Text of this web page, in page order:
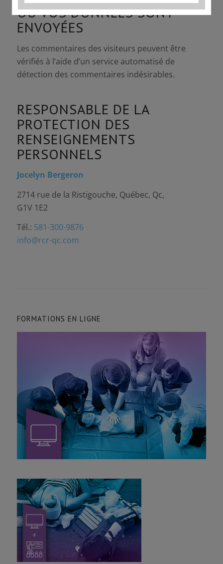
OÙ VOS DONNÉES SONT
ENVOYÉES
Les commentaires des visiteurs peuvent être
vérifiés à l’aide d’un service automatisé de
détection des commentaires indésirables.
RESPONSABLE DE LA
PROTECTION DES
RENSEIGNEMENTS
PERSONNELS
Jocelyn Bergeron
2714 rue de la Ristigouche, Québec, Qc,
G1V 1E2
Tél.: 581-300-9876
info@rcr-qc.com
FORMATIONS EN LIGNE